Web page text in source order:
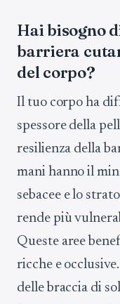
Hai bisogno
barriera
del corpo?
Il tuo corpo ha
spessore della
resilienza della
mani hanno il
sebacee e lo
rende più
Queste aree
ricche e
delle braccia di